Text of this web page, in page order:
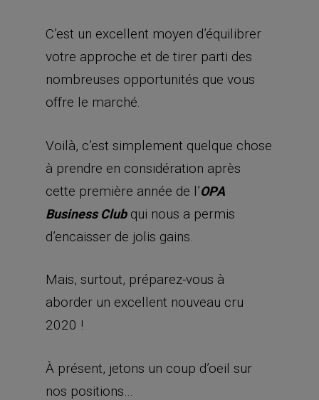
C’est un excellent moyen d’équilibrer
votre approche et de tirer parti des
nombreuses opportunités que vous
offre le marché.
Voilà, c’est simplement quelque chose
à prendre en considération après
cette première année de l’OPA
Business Clubqui nous a permis
d’encaisser de jolis gains.
Mais, surtout, préparez-vous à
aborder un excellent nouveau cru
2020 !
À présent, jetons un coup d’oeil sur
nos positions…